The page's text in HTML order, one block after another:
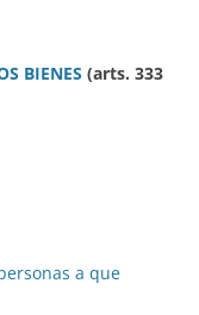
BIENES (arts. 333
a que